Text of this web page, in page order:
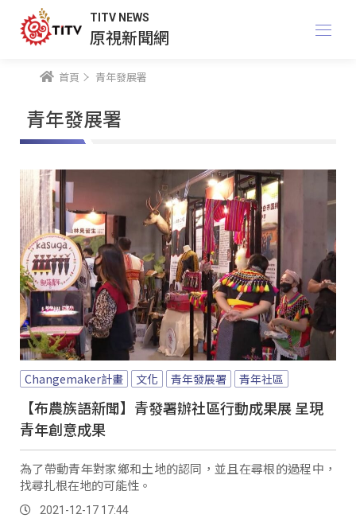
TITV NEWS
原視新聞網
首頁 青年發展署
青年發展署
Changemaker計畫 文化 青年發展署 青年社區
【布農族語新聞】青發署辦社區行動成果展 呈現
青年創意成果
為了帶動青年對家鄉和土地的認同，並且在尋根的過程中，
找尋扎根在地的可能性。
2021-12-17 17:44